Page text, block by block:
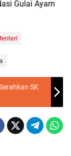
Gulai Ayam
SK